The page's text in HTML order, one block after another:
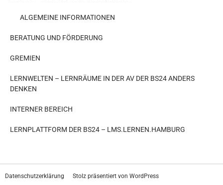
ALGEMEINE INFORMATIONEN
BERATUNG UND FÖRDERUNG
GREMIEN
LERNWELTEN – LERNRÄUME IN DER AV DER BS24 ANDERS
DENKEN
INTERNER BEREICH
LERNPLATTFORM DER BS24 – LMS.LERNEN.HAMBURG
Datenschutzerklärung Stolz präsentiert von WordPress